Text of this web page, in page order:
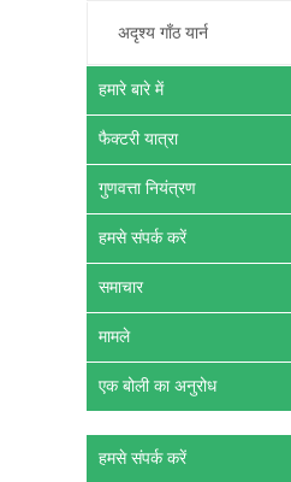
अदृश्य गाँठ यार्न
हमारे बारे में
फैक्टरी यात्रा
गुणवत्ता नियंत्रण
हमसे संपर्क करें
समाचार
मामले
एक बोली का अनुरोध
हमसे संपर्क करें